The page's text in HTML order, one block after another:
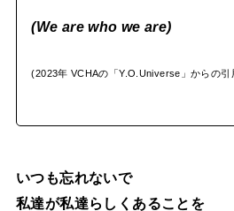
(We are who we are)
(2023年 VCHAの「Y.O.Universe」からの引
いつも忘れないで
私達が私達らしくあることを